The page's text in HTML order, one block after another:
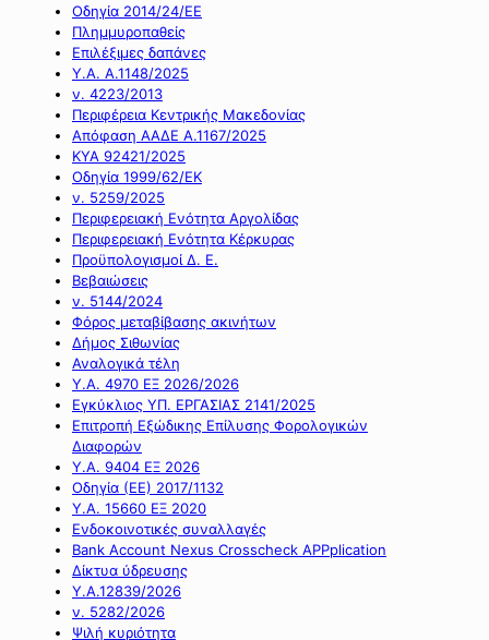
Οδηγία 2014/24/ΕΕ
Πλημμυροπαθείς
Επιλέξιμες δαπάνες
Υ.Α. Α.1148/2025
ν. 4223/2013
Περιφέρεια Κεντρικής Μακεδονίας
Απόφαση ΑΑΔΕ Α.1167/2025
ΚΥΑ 92421/2025
Οδηγία 1999/62/ΕΚ
ν. 5259/2025
Περιφερειακή Ενότητα Αργολίδας
Περιφερειακή Ενότητα Κέρκυρας
Προϋπολογισμοί Δ. Ε.
Βεβαιώσεις
ν. 5144/2024
Φόρος μεταβίβασης ακινήτων
Δήμος Σιθωνίας
Αναλογικά τέλη
Υ.Α. 4970 ΕΞ 2026/2026
Εγκύκλιος ΥΠ. ΕΡΓΑΣΙΑΣ 2141/2025
Επιτροπή Εξώδικης Επίλυσης Φορολογικών
Διαφορών
Υ.Α. 9404 ΕΞ 2026
Οδηγία (ΕΕ) 2017/1132
Υ.Α. 15660 ΕΞ 2020
Ενδοκοινοτικές συναλλαγές
Bank Account Nexus Crosscheck APPplication
Δίκτυα ύδρευσης
Υ.Α.12839/2026
ν. 5282/2026
Ψιλή κυριότητα